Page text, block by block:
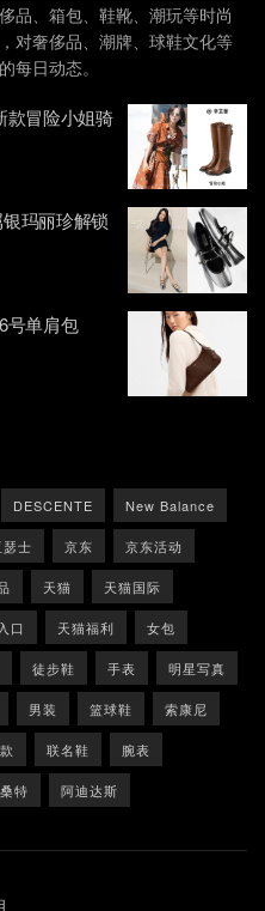
品、箱包、鞋靴、潮玩等时尚
对奢侈品、潮牌、球鞋文化等
每日动态。
款冒险小姐骑
玛丽珍解锁
号单肩包
DESCENTE New Balance
瑟士 京东 京东活动
天猫 天猫国际
口 天猫福利 女包
徒步鞋 手表 明星写真
男装 篮球鞋 索康尼
联名鞋 腕表
特 阿迪达斯